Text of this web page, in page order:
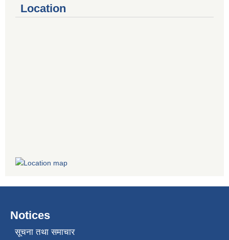
Location
Notices
सूचना तथा समाचार